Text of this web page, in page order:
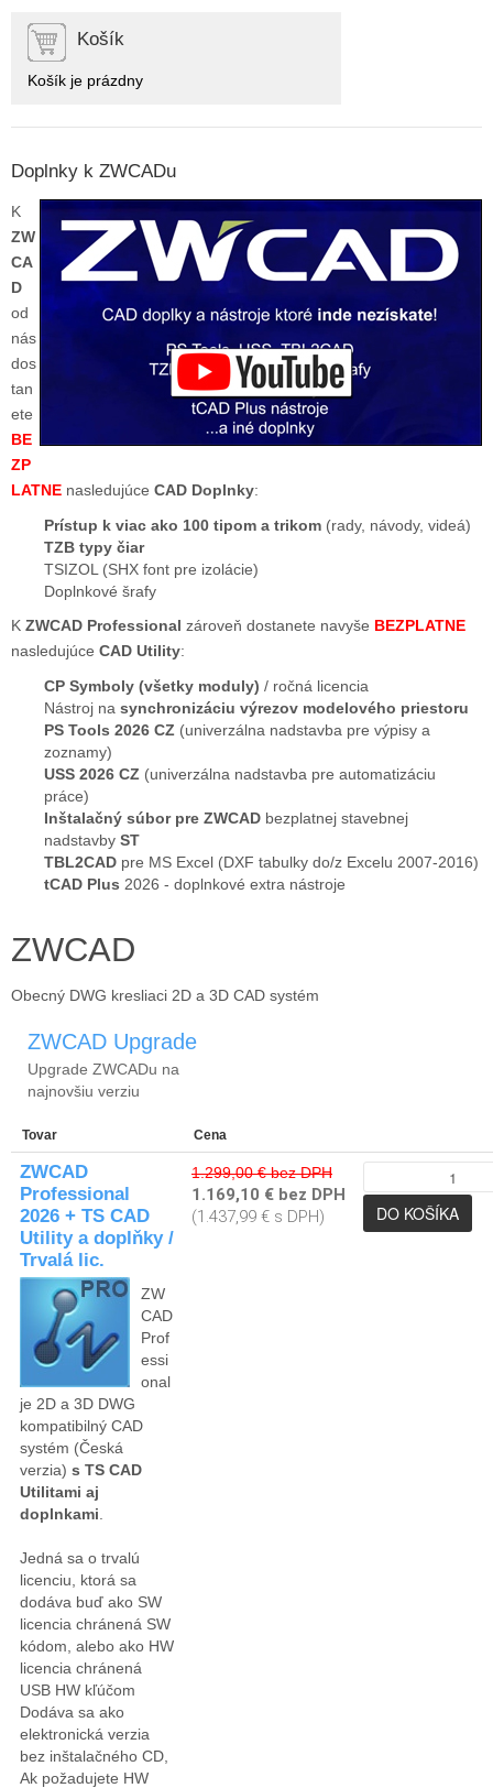
Košík
Košík je prázdny
Doplnky k ZWCADu
K
ZW
CA
D
od
nás
dos
tan
ete
BE
ZP
LATNE nasledujúce CAD Doplnky:
Prístup k viac ako 100 tipom a trikom (rady, návody, videá)
TZB typy čiar
TSIZOL (SHX font pre izolácie)
Doplnkové šrafy
K ZWCAD Professional zároveň dostanete navyše BEZPLATNE
nasledujúce CAD Utility:
CP Symboly (všetky moduly) / ročná licencia
Nástroj na synchronizáciu výrezov modelového priestoru
PS Tools 2026 CZ (univerzálna nadstavba pre výpisy a
zoznamy)
USS 2026 CZ (univerzálna nadstavba pre automatizáciu
práce)
Inštalačný súbor pre ZWCAD bezplatnej stavebnej
nadstavby ST
TBL2CAD pre MS Excel (DXF tabulky do/z Excelu 2007-2016)
tCAD Plus 2026 - doplnkové extra nástroje
ZWCAD
Obecný DWG kresliaci 2D a 3D CAD systém
ZWCAD Upgrade
Upgrade ZWCADu na
najnovšiu verziu
Tovar Cena
ZWCAD
Professional
2026 + TS CAD
Utility a doplňky /
Trvalá lic.
ZW
CAD
Prof
essi
onal
je 2D a 3D DWG
kompatibilný CAD
systém (Česká
verzia) s TS CAD
Utilitami aj
doplnkami
Jedná sa o trvalú
licenciu, ktorá sa
dodáva buď ako SW
licencia chránená SW
kódom, alebo ako HW
licencia chránená
USB HW kľúčom
Dodáva sa ako
elektronická verzia
bez inštalačného CD,
Ak požadujete HW
1.299,00 € bez DPH
1.169,10 € bez DPH
(1.437,99 € s DPH)